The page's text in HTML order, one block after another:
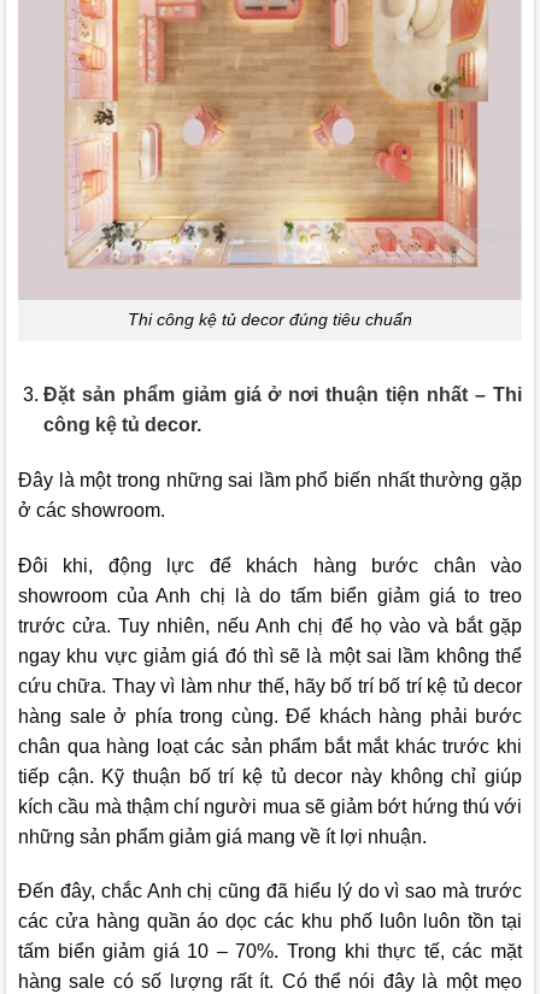
Thi công kệ tủ decor đúng tiêu chuẩn
Đặt sản phẩm giảm giá ở nơi thuận tiện nhất – Thi
công kệ tủ decor.
Đây là một trong những sai lầm phổ biến nhất thường gặp
ở các showroom.
Đôi khi, động lực để khách hàng bước chân vào
showroom của Anh chị là do tấm biển giảm giá to treo
trước cửa. Tuy nhiên, nếu Anh chị để họ vào và bắt gặp
ngay khu vực giảm giá đó thì sẽ là một sai lầm không thể
cứu chữa. Thay vì làm như thế, hãy bố trí bố trí kệ tủ decor
hàng sale ở phía trong cùng. Để khách hàng phải bước
chân qua hàng loạt các sản phẩm bắt mắt khác trước khi
tiếp cận. Kỹ thuận bố trí kệ tủ decor này không chỉ giúp
kích cầu mà thậm chí người mua sẽ giảm bớt hứng thú với
những sản phẩm giảm giá mang về ít lợi nhuận.
Đến đây, chắc Anh chị cũng đã hiểu lý do vì sao mà trước
các cửa hàng quần áo dọc các khu phố luôn luôn tồn tại
tấm biển giảm giá 10 – 70%. Trong khi thực tế, các mặt
hàng sale có số lượng rất ít. Có thể nói đây là một mẹo